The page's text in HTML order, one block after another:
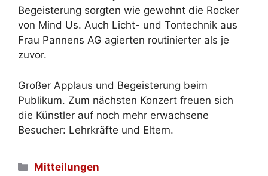
Begeisterung sorgten wie gewohnt die Rocker
von Mind Us. Auch Licht- und Tontechnik aus
Frau Pannens AG agierten routinierter als je
zuvor.
Großer Applaus und Begeisterung beim
Publikum. Zum nächsten Konzert freuen sich
die Künstler auf noch mehr erwachsene
Besucher: Lehrkräfte und Eltern.
Kategorien
Mitteilungen